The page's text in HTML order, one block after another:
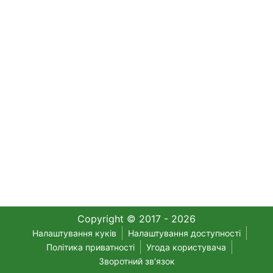
Copyright © 2017 - 2026
Налаштування куків
Налаштування доступності
Політика приватності
Угода користувача
Зворотний зв'язок